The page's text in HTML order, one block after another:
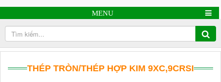
MENU
THÉP TRÒN/THÉP HỢP KIM 9XC,9CRSI